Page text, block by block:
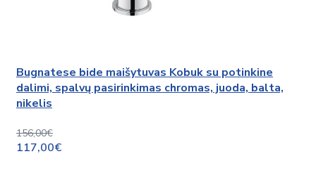
Bugnatese bide maišytuvas Kobuk su potinkine
dalimi, spalvų pasirinkimas chromas, juoda, balta,
nikelis
156,00€
117,00€